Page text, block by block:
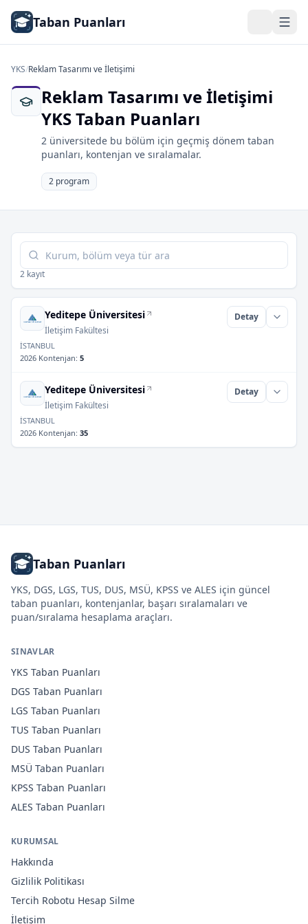
Taban Puanları
YKS/Reklam Tasarımı ve İletişimi
Reklam Tasarımı ve İletişimi
YKS Taban Puanları
2 üniversitede bu bölüm için geçmiş dönem taban
puanları, kontenjan ve sıralamalar.
2 program
Tabloda ara
2 kayıt
Yeditepe Üniversitesi
İletişim Fakültesi
Detay
İSTANBUL
2026 Kontenjan: 5
Yeditepe Üniversitesi
İletişim Fakültesi
Detay
İSTANBUL
2026 Kontenjan: 35
Taban Puanları
YKS, DGS, LGS, TUS, DUS, MSÜ, KPSS ve ALES için güncel
taban puanları, kontenjanlar, başarı sıralamaları ve
puan/sıralama hesaplama araçları.
SINAVLAR
YKS Taban Puanları
DGS Taban Puanları
LGS Taban Puanları
TUS Taban Puanları
DUS Taban Puanları
MSÜ Taban Puanları
KPSS Taban Puanları
ALES Taban Puanları
KURUMSAL
Hakkında
Gizlilik Politikası
Tercih Robotu Hesap Silme
İletişim